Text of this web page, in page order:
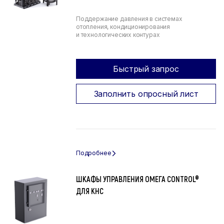
Поддержание давления в системах
отопления, кондиционирования
и технологических контурах
Быстрый запрос
Заполнить опросный лист
ШКАФЫ УПРАВЛЕНИЯ ОМЕГА CONTROL®
ДЛЯ КНС